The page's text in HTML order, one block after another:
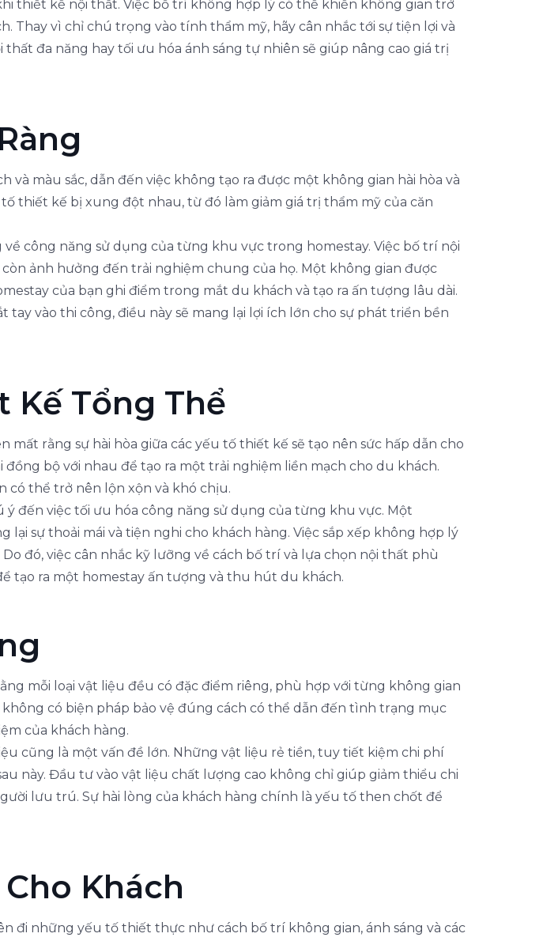
thiết kế nội thất. Việc bố trí không hợp lý có thể khiến không gian trở
Thay vì chỉ chú trọng vào tính thẩm mỹ, hãy cân nhắc tới sự tiện lợi và
đa năng hay tối ưu hóa ánh sáng tự nhiên sẽ giúp nâng cao giá trị
màu sắc, dẫn đến việc không tạo ra được một không gian hài hòa và
thiết kế bị xung đột nhau, từ đó làm giảm giá trị thẩm mỹ của căn
công năng sử dụng của từng khu vực trong homestay. Việc bố trí nội
ảnh hưởng đến trải nghiệm chung của họ. Một không gian được
của bạn ghi điểm trong mắt du khách và tạo ra ấn tượng lâu dài.
vào thi công, điều này sẽ mang lại lợi ích lớn cho sự phát triển bền
Kế Tổng Thể
rằng sự hài hòa giữa các yếu tố thiết kế sẽ tạo nên sức hấp dẫn cho
bộ với nhau để tạo ra một trải nghiệm liền mạch cho du khách.
có thể trở nên lộn xộn và khó chịu.
đến việc tối ưu hóa công năng sử dụng của từng khu vực. Một
sự thoải mái và tiện nghi cho khách hàng. Việc sắp xếp không hợp lý
đó, việc cân nhắc kỹ lưỡng về cách bố trí và lựa chọn nội thất phù
tạo ra một homestay ấn tượng và thu hút du khách.
mỗi loại vật liệu đều có đặc điểm riêng, phù hợp với từng không gian
có biện pháp bảo vệ đúng cách có thể dẫn đến tình trạng mục
của khách hàng.
cũng là một vấn đề lớn. Những vật liệu rẻ tiền, tuy tiết kiệm chi phí
này. Đầu tư vào vật liệu chất lượng cao không chỉ giúp giảm thiểu chi
lưu trú. Sự hài lòng của khách hàng chính là yếu tố then chốt để
Khách
đi những yếu tố thiết thực như cách bố trí không gian, ánh sáng và các